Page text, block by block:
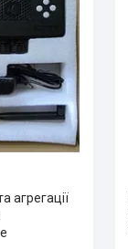
агрегації